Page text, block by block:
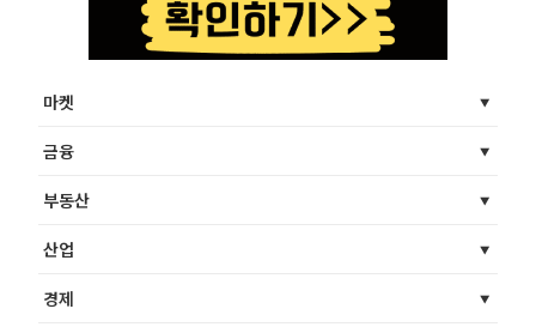
마켓
금융
부동산
산업
경제